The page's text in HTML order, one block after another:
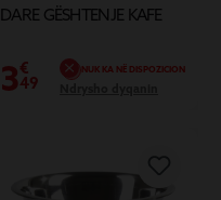
DARE GËSHTENJE KAFE
3€
49
NUK KA NË DISPOZICION